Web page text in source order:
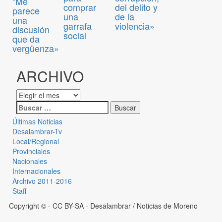
parece
una
discusión
que da
vergüenza»
comprar
una
garrafa
social
del delito y
de la
violencia»
ARCHIVO
Últimas Noticias
Desalambrar-Tv
Local/Regional
Provinciales
Nacionales
Internacionales
Archivo 2011-2016
Staff
Copyright © - CC BY-SA - Desalambrar / Noticias de Moreno